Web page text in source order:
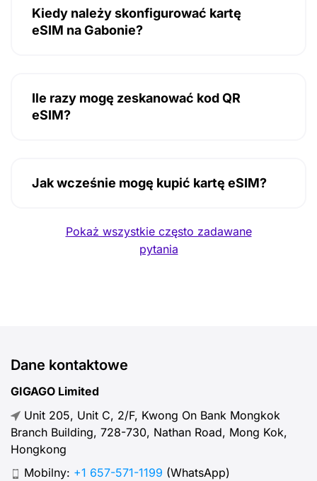
Kiedy należy skonfigurować kartę
eSIM na Gabonie?
Ile razy mogę zeskanować kod QR
eSIM?
Jak wcześnie mogę kupić kartę eSIM?
Pokaż wszystkie często zadawane
pytania
Dane kontaktowe
GIGAGO Limited
Unit 205, Unit C, 2/F, Kwong On Bank Mongkok
Branch Building, 728-730, Nathan Road, Mong Kok,
Hongkong
Mobilny: +1 657-571-1199 (WhatsApp)